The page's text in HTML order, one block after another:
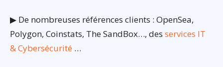
▶ De nombreuses références clients : OpenSea,
Polygon, Coinstats, The SandBox…, des services IT
& Cybersécurité …